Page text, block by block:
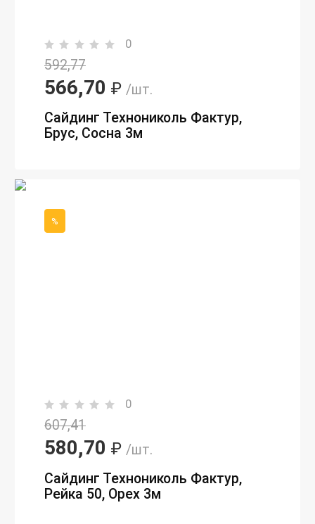
0
592,77
566,70 ₽ /шт.
Сайдинг Технониколь Фактур,
Брус, Сосна 3м
%
0
607,41
580,70 ₽ /шт.
Сайдинг Технониколь Фактур,
Рейка 50, Орех 3м